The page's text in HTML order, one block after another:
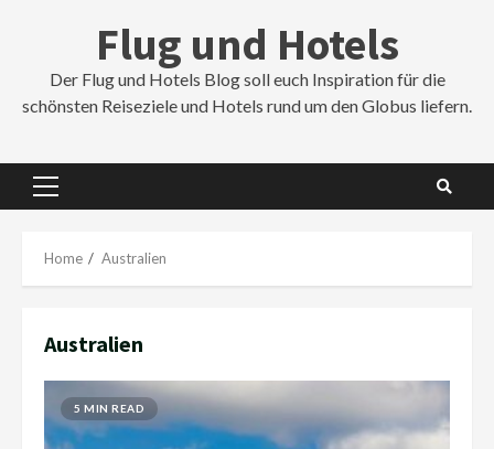
Flug und Hotels
Der Flug und Hotels Blog soll euch Inspiration für die
schönsten Reiseziele und Hotels rund um den Globus liefern.
Primary
Home Australien
Australien
5 MIN READ